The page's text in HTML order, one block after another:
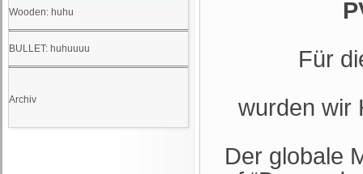
Für
wurden wir
Der globale
Wooden: huhu
BULLET: huhuuuu
Archiv